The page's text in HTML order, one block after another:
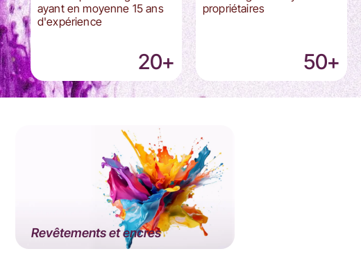
ayant en moyenne 15 ans
d'expérience
20+
propriétaires
50+
Revêtements et encres